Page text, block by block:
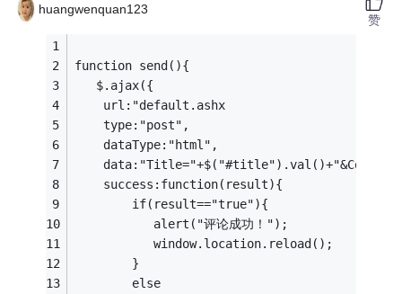
huangwenquan123
function send(){
   $.ajax({
    url:"default.ashx
    type:"post",
    dataType:"html",
    success:function(result){
        if(result=="true"){
           alert("评论成功！");
           window.location.reload();
        }
        else
赞